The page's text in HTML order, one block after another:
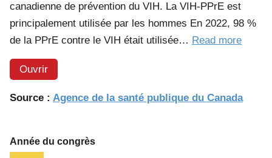
canadienne de prévention du VIH. La VIH-PPrE est
principalement utilisée par les hommes En 2022, 98 %
de la PPrE contre le VIH était utilisée… Read moreof
Ouvrir
Source : Agence de la santé publique du Canada
Année du congrès